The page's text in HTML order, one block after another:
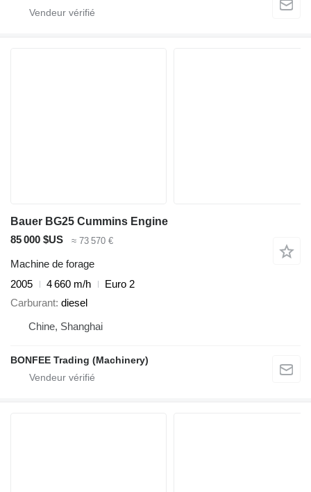
Bauer BG25 Cummins Engine
85 000 $US
≈ 73 570 €
Machine de forage
2005
4 660 m/h
Euro 2
Carburant diesel
Chine, Shanghai
BONFEE Trading (Machinery)